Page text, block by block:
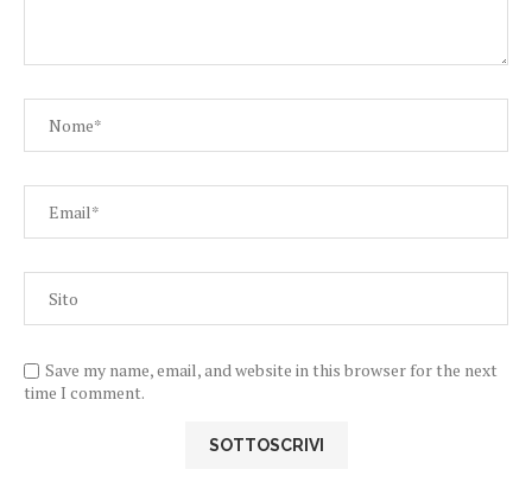
Save my name, email, and website in this browser for the next
time I comment.